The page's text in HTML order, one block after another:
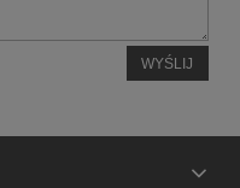
WYŚLIJ